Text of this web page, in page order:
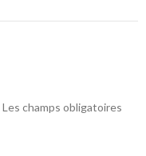
Les champs obligatoires